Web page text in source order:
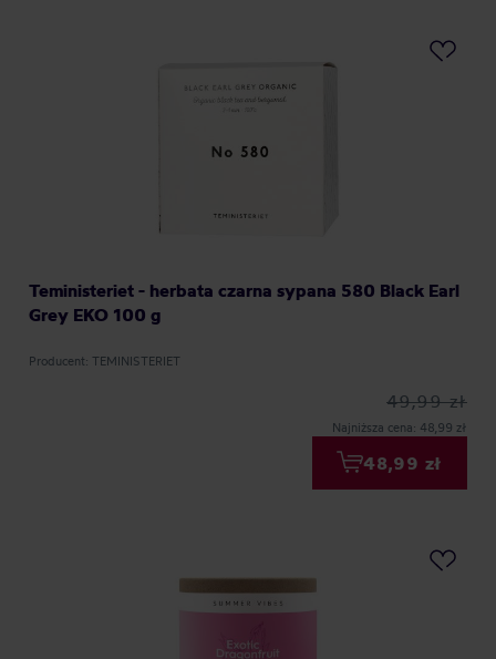
Teministeriet - herbata czarna sypana 580 Black Earl
Grey EKO 100 g
Producent: TEMINISTERIET
49,99 zł
Najniższa cena: 48,99 zł
48,99 zł